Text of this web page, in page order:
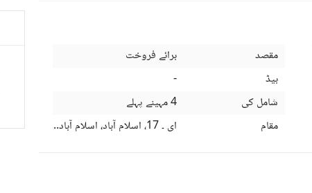
مقصد
برائے فروخت
بیڈ
-
شامل کی
4 مہینے پہلے
مقام
ای ۔ 17، اسلام آباد، اسلام آباد کیپیٹل